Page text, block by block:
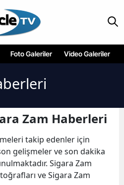
Foto Galeriler Video Galeriler
Zam Haberleri
takip edenler için
gelişmeler ve son dakika
Sigara Zam
ve Sigara Zam